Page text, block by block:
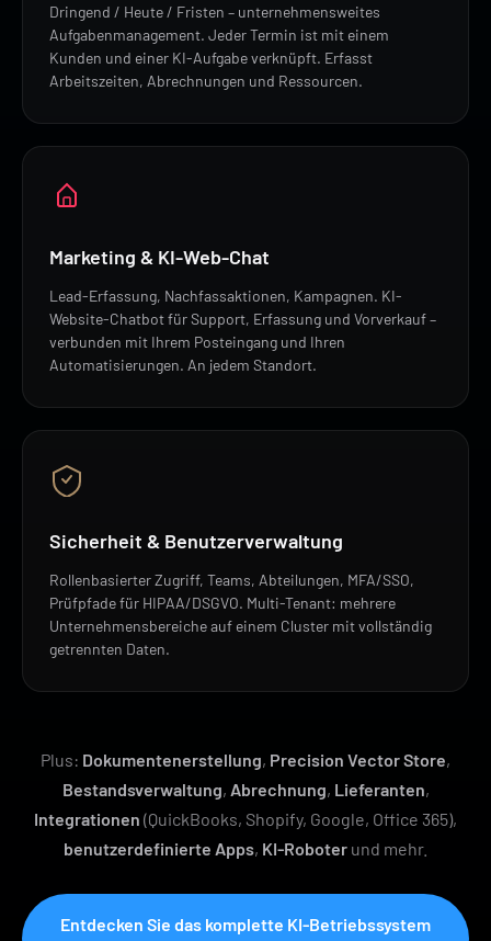
Dringend / Heute / Fristen – unternehmensweites
Aufgabenmanagement. Jeder Termin ist mit einem
Kunden und einer KI-Aufgabe verknüpft. Erfasst
Arbeitszeiten, Abrechnungen und Ressourcen.
Marketing & KI-Web-Chat
Lead-Erfassung, Nachfassaktionen, Kampagnen. KI-
Website-Chatbot für Support, Erfassung und Vorverkauf –
verbunden mit Ihrem Posteingang und Ihren
Automatisierungen. An jedem Standort.
Sicherheit & Benutzerverwaltung
Rollenbasierter Zugriff, Teams, Abteilungen, MFA/SSO,
Prüfpfade für HIPAA/DSGVO. Multi-Tenant: mehrere
Unternehmensbereiche auf einem Cluster mit vollständig
getrennten Daten.
Plus: Dokumentenerstellung, Precision Vector Store,
Bestandsverwaltung, Abrechnung, Lieferanten,
Integrationen (QuickBooks, Shopify, Google, Office 365),
benutzerdefinierte Apps, KI-Roboter und mehr.
Entdecken Sie das komplette KI-Betriebssystem